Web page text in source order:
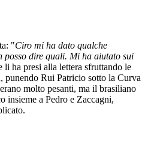
"Ciro mi ha dato qualche
dire quali. Mi ha aiutato sui
ha presi alla lettera sfruttando le
punendo Rui Patricio sotto la Curva
molto pesanti, ma il brasiliano
insieme a Pedro e Zaccagni,